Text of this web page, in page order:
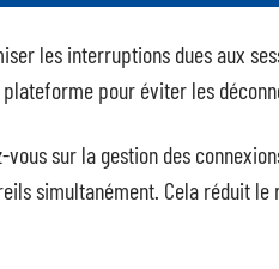
les interruptions dues aux
pour éviter les
vous sur la gestion des
simultanément. Cela réduit le